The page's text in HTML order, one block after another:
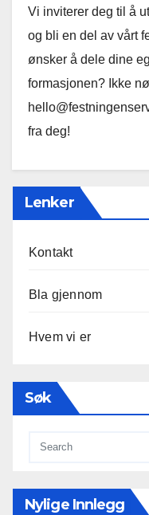
Vi inviterer deg til å
og bli en del av vårt
ønsker å dele dine
formasjonen? Ikke
fra deg!
Lenker
Kontakt
Bla gjennom
Hvem vi er
Søk
Nylige Innlegg